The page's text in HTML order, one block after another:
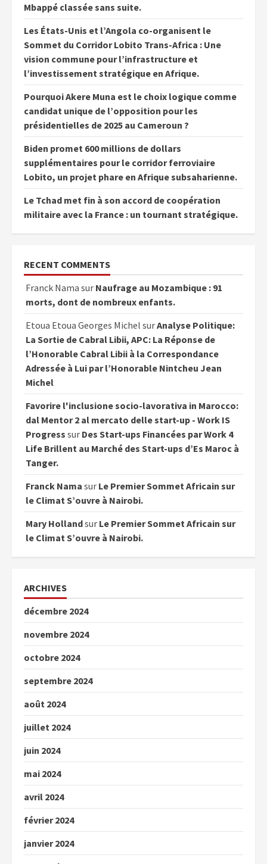
Mbappé classée sans suite.
Les États-Unis et l’Angola co-organisent le
Sommet du Corridor Lobito Trans-Africa : Une
vision commune pour l’infrastructure et
l’investissement stratégique en Afrique.
Pourquoi Akere Muna est le choix logique comme
candidat unique de l’opposition pour les
présidentielles de 2025 au Cameroun ?
Biden promet 600 millions de dollars
supplémentaires pour le corridor ferroviaire
Lobito, un projet phare en Afrique subsaharienne.
Le Tchad met fin à son accord de coopération
militaire avec la France : un tournant stratégique.
RECENT COMMENTS
Franck Nama sur Naufrage au Mozambique : 91
morts, dont de nombreux enfants.
Etoua Etoua Georges Michel surAnalyse Politique:
La Sortie de Cabral Libii, APC: La Réponse de
l’Honorable Cabral Libii à la Correspondance
Adressée à Lui par l’Honorable Nintcheu Jean
Michel
Favorire l'inclusione socio-lavorativa in Marocco:
dal Mentor 2 al mercato delle start-up - Work IS
Progress sur Des Start-ups Financées par Work 4
Life Brillent au Marché des Start-ups d’Es Maroc à
Tanger.
Franck Nama sur Le Premier Sommet Africain sur
le Climat S’ouvre à Nairobi.
Mary Hollandsur Le Premier Sommet Africain sur
le Climat S’ouvre à Nairobi.
ARCHIVES
décembre 2024
novembre 2024
octobre 2024
septembre 2024
août 2024
juillet 2024
juin 2024
mai 2024
avril 2024
février 2024
janvier 2024